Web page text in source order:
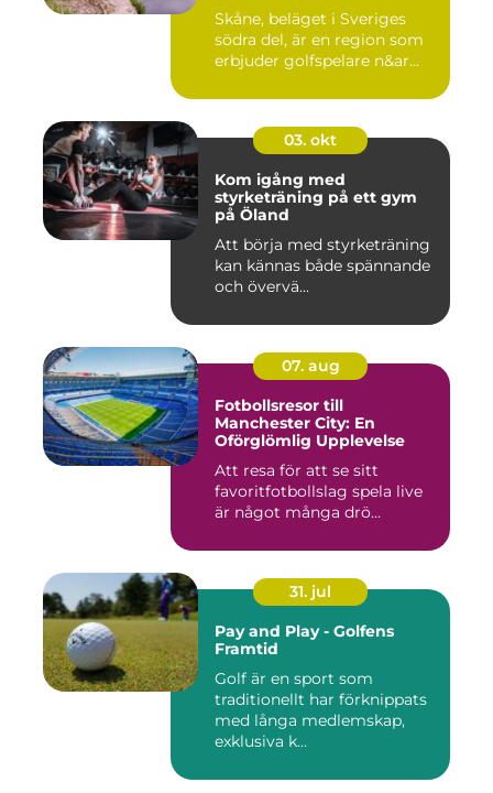
Skåne, beläget i Sveriges
södra del, är en region som
erbjuder golfspelare n&ar...
03. okt
Kom igång med
styrketräning på ett gym
på Öland
Att börja med styrketräning
kan kännas både spännande
och övervä...
07. aug
Fotbollsresor till
Manchester City: En
Oförglömlig Upplevelse
Att resa för att se sitt
favoritfotbollslag spela live
är något många drö...
31. jul
Pay and Play - Golfens
Framtid
Golf är en sport som
traditionellt har förknippats
med långa medlemskap,
exklusiva k...